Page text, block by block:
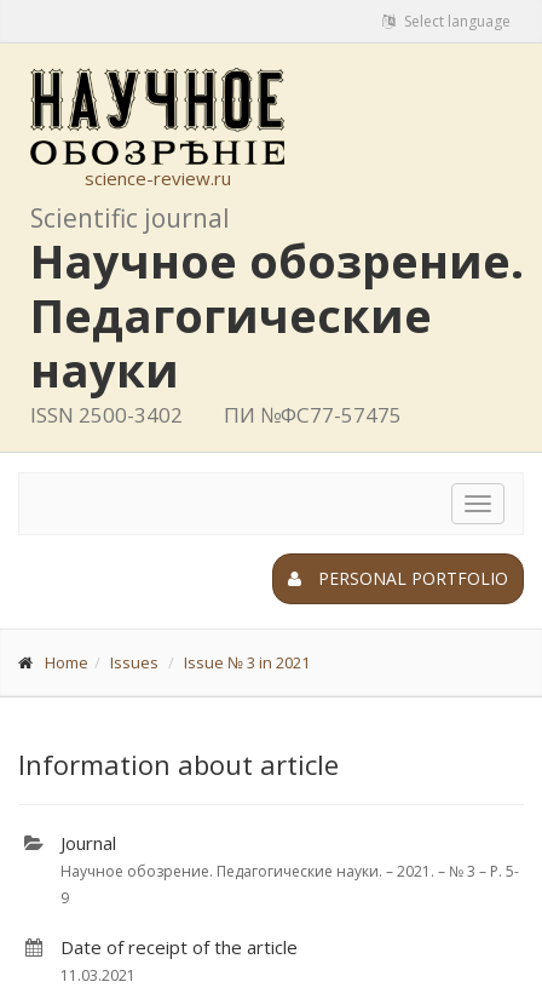
Select language
science-review.ru
Scientific journal
Научное обозрение.
Педагогические
науки
ISSN 2500-3402 ПИ №ФС77-57475
Toggle
PERSONAL PORTFOLIO
Home Issues Issue № 3 in 2021
Information about article
Journal
Научное обозрение. Педагогические науки. – 2021. – № 3 – P. 5-
9
Date of receipt of the article
11.03.2021